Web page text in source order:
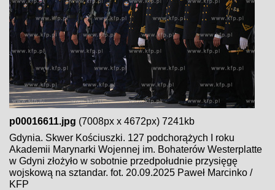
p00016611.jpg (7008px x 4672px) 7241kb
Gdynia. Skwer Kościuszki. 127 podchorążych I roku
Akademii Marynarki Wojennej im. Bohaterów Westerplatte
w Gdyni złożyło w sobotnie przedpołudnie przysięgę
wojskową na sztandar. fot. 20.09.2025 Paweł Marcinko /
KFP